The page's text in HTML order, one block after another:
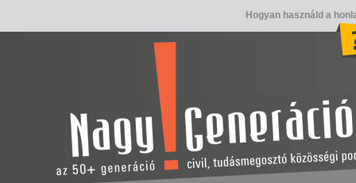
Hogyan használd a